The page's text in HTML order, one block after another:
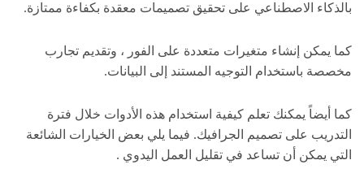
بالذكاء الاصطناعي على تحقيق تصميمات معقدة بكفاءة ممتازة.
كما يمكن إنشاء متغيرات متعددة على الفور ، وتقديم تجارب
مخصصة باستخدام التوجيه المستند إلى البيانات.
كما أيضاً يمكنك تعلم كيفية استخدام هذه الأدوات خلال فترة
التدريب على تصميم الجرافيك. فيما يلي بعض الخيارات الشائعة
التي يمكن أن تساعد في تقليل العمل اليدوي .